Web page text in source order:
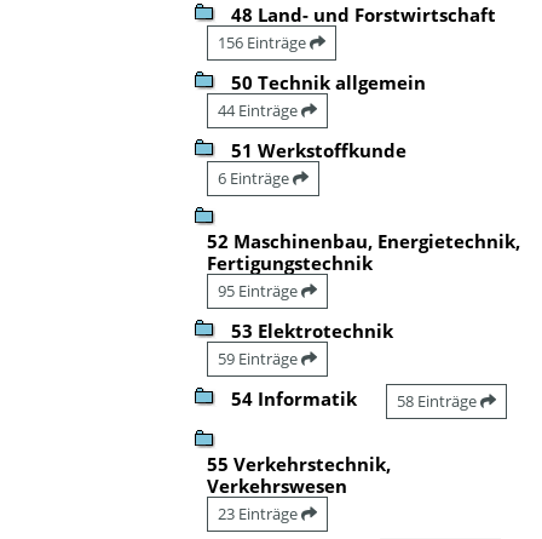
48 Land- und Forstwirtschaft
156 Einträge
50 Technik allgemein
44 Einträge
51 Werkstoffkunde
6 Einträge
52 Maschinenbau, Energietechnik,
Fertigungstechnik
95 Einträge
53 Elektrotechnik
59 Einträge
54 Informatik 58 Einträge
55 Verkehrstechnik,
Verkehrswesen
23 Einträge